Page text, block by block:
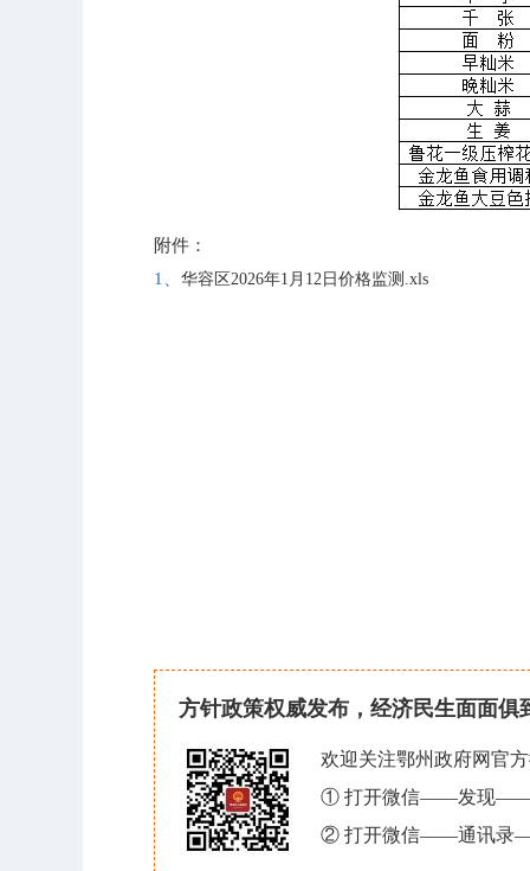
附件：
1、 华容区2026年1月12日价格监测.xls
方针政策权威发布，经济民生面面俱
欢迎关注鄂州政府网官
① 打开微信——发现——
② 打开微信——通讯录